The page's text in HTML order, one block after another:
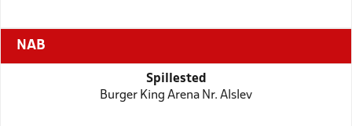
NAB
Spillested
Burger King Arena Nr. Alslev